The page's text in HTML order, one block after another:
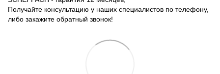
Получайте консультацию у наших специалистов по телефону,
либо закажите обратный звонок!